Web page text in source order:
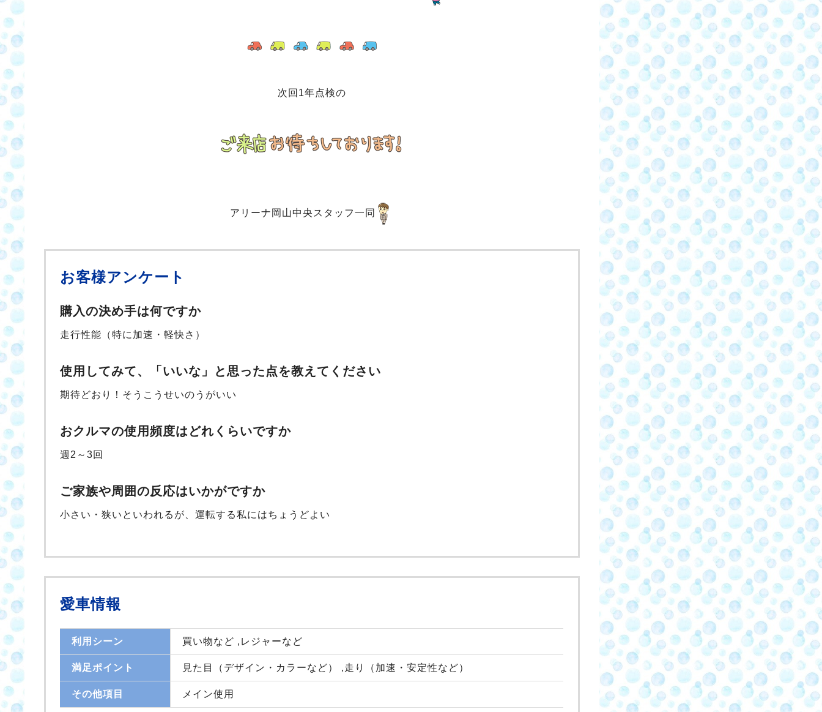
次回1年点検の
アリーナ岡山中央スタッフ一同
お客様アンケート
購入の決め手は何ですか
走行性能（特に加速・軽快さ）
使用してみて、「いいな」と思った点を教えてください
期待どおり！そうこうせいのうがいい
おクルマの使用頻度はどれくらいですか
週2～3回
ご家族や周囲の反応はいかがですか
小さい・狭いといわれるが、運転する私にはちょうどよい
愛車情報
利用シーン 買い物など ,レジャーなど
満足ポイント 見た目（デザイン・カラーなど） ,走り（加速・安定性など）
その他項目 メイン使用